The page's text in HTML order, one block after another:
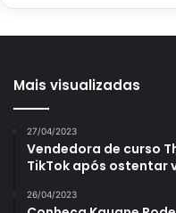
Mais visualizadas
27/04/2023
Vendedora de curso
TikTok após ostentar
26/04/2023